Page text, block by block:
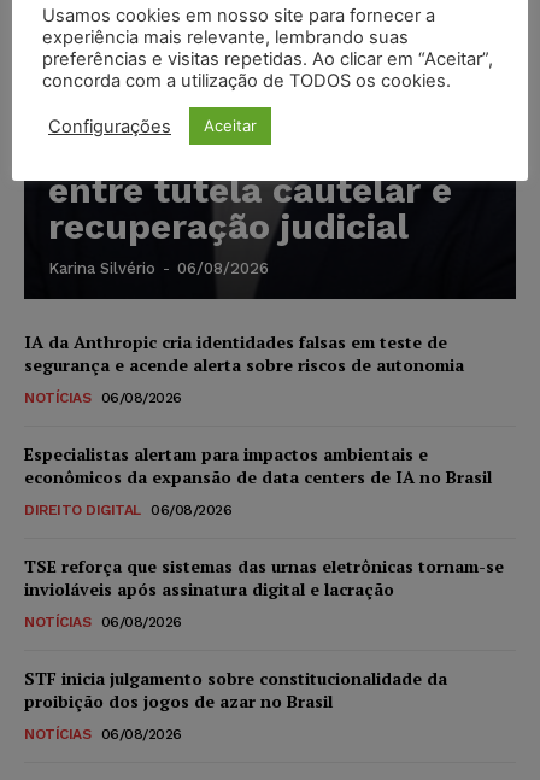
Marcello Perino: caso
Braskem testa limite
entre tutela cautelar e
recuperação judicial
Karina Silvério - 06/08/2026
IA da Anthropic cria identidades falsas em teste de
segurança e acende alerta sobre riscos de autonomia
NOTÍCIAS 06/08/2026
Especialistas alertam para impactos ambientais e
econômicos da expansão de data centers de IA no Brasil
DIREITO DIGITAL 06/08/2026
TSE reforça que sistemas das urnas eletrônicas tornam-se
invioláveis após assinatura digital e lacração
NOTÍCIAS 06/08/2026
STF inicia julgamento sobre constitucionalidade da
proibição dos jogos de azar no Brasil
NOTÍCIAS 06/08/2026
Usamos cookies em nosso site para fornecer a
experiência mais relevante, lembrando suas
preferências e visitas repetidas. Ao clicar em “Aceitar”,
concorda com a utilização de TODOS os cookies.
Configurações Aceitar